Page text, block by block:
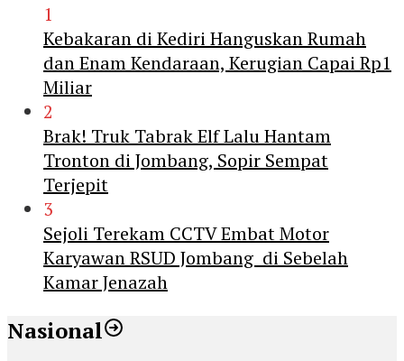
1
Kebakaran di Kediri Hanguskan Rumah
dan Enam Kendaraan, Kerugian Capai Rp1
Miliar
2
Brak! Truk Tabrak Elf Lalu Hantam
Tronton di Jombang, Sopir Sempat
Terjepit
3
Sejoli Terekam CCTV Embat Motor
Karyawan RSUD Jombang di Sebelah
Kamar Jenazah
Nasional